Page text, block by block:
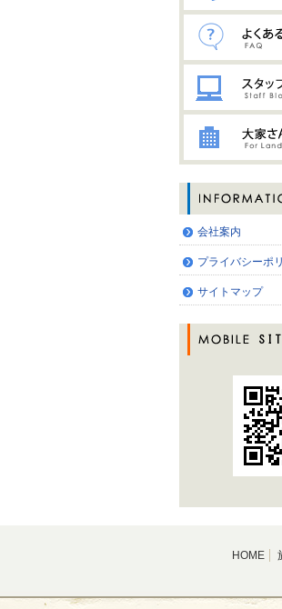
会社案内
プライバシーポ
サイトマップ
HOME